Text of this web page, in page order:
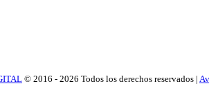
© 2016 - 2026 Todos los derechos reservados |